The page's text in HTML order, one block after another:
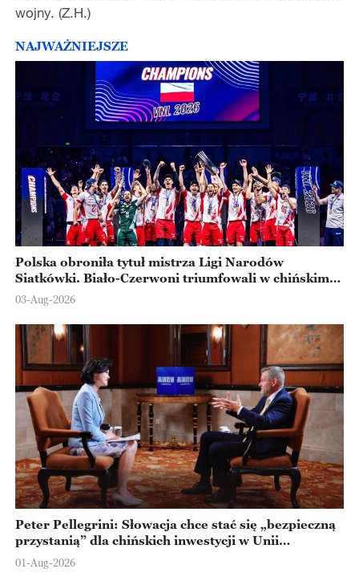
wojny. (Z.H.)
NAJWAŻNIEJSZE
Polska obroniła tytuł mistrza Ligi Narodów
Siatkówki. Biało-Czerwoni triumfowali w chińskim
Ningbo
03-Aug-2026
Peter Pellegrini: Słowacja chce stać się „bezpieczną
przystanią” dla chińskich inwestycji w Unii
Europejskiej
01-Aug-2026